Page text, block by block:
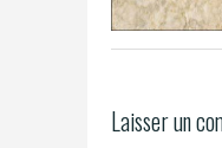
Laisser un